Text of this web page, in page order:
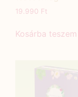
19.990 Ft
Kosárba teszem